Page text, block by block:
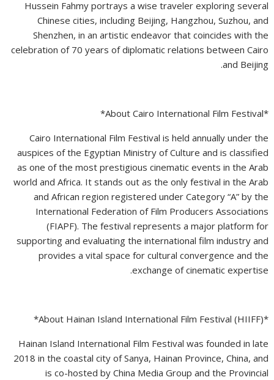
Hussein Fahmy portrays a wise traveler exploring several
Chinese cities, including Beijing, Hangzhou, Suzhou, and
Shenzhen, in an artistic endeavor that coincides with the
celebration of 70 years of diplomatic relations between Cairo
and Beijing.
*About Cairo International Film Festival*
Cairo International Film Festival is held annually under the
auspices of the Egyptian Ministry of Culture and is classified
as one of the most prestigious cinematic events in the Arab
world and Africa. It stands out as the only festival in the Arab
and African region registered under Category “A” by the
International Federation of Film Producers Associations
(FIAPF). The festival represents a major platform for
supporting and evaluating the international film industry and
provides a vital space for cultural convergence and the
exchange of cinematic expertise.
*About Hainan Island International Film Festival (HIIFF)*
Hainan Island International Film Festival was founded in late
2018 in the coastal city of Sanya, Hainan Province, China, and
is co-hosted by China Media Group and the Provincial